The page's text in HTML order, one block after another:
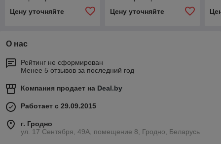
Цену уточняйте
Цену уточняйте
О нас
Рейтинг не сформирован
Менее 5 отзывов за последний год
Компания продает на Deal.by
Работает с 29.09.2015
г. Гродно
ул. 17 Сентября, 49А, помещение 8, Гродно, Беларусь